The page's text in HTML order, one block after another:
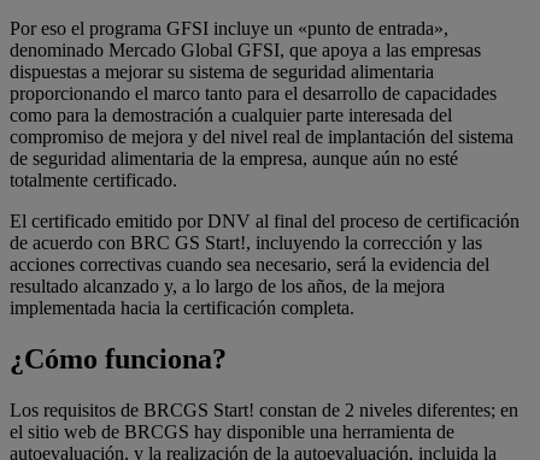
Por eso el programa GFSI incluye un «punto de entrada»,
denominado Mercado Global GFSI, que apoya a las empresas
dispuestas a mejorar su sistema de seguridad alimentaria
proporcionando el marco tanto para el desarrollo de capacidades
como para la demostración a cualquier parte interesada del
compromiso de mejora y del nivel real de implantación del sistema
de seguridad alimentaria de la empresa, aunque aún no esté
totalmente certificado.
El certificado emitido por DNV al final del proceso de certificación
de acuerdo con BRC GS Start!, incluyendo la corrección y las
acciones correctivas cuando sea necesario, será la evidencia del
resultado alcanzado y, a lo largo de los años, de la mejora
implementada hacia la certificación completa.
¿Cómo funciona?
Los requisitos de BRCGS Start! constan de 2 niveles diferentes; en
el sitio web de BRCGS hay disponible una herramienta de
autoevaluación, y la realización de la autoevaluación, incluida la